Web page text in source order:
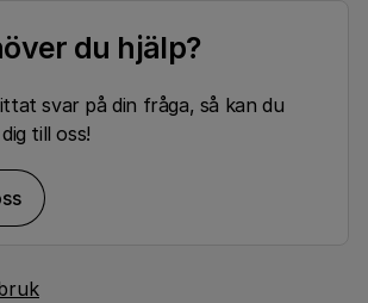
du hjälp?
svar på din fråga, så kan du
till oss!